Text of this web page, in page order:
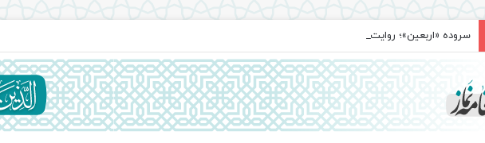
سروده‌ «اربعین»؛ روایت حماسه، استقامت و تمدن‌سازی امت اسلامی